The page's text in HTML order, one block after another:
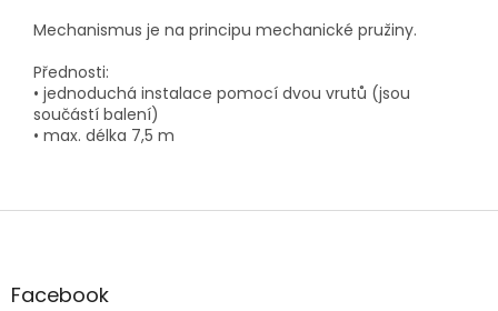
Mechanismus je na principu mechanické pružiny.
Přednosti:
• jednoduchá instalace pomocí dvou vrutů (jsou
součástí balení)
• max. délka 7,5 m
Z
aFacebook